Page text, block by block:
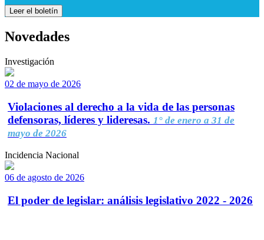
Leer el boletín
Novedades
Investigación
02 de mayo de 2026
Violaciones al derecho a la vida de las personas
defensoras, líderes y lideresas. 1° de enero a 31 de
mayo de 2026
Incidencia Nacional
06 de agosto de 2026
El poder de legislar: análisis legislativo 2022 - 2026